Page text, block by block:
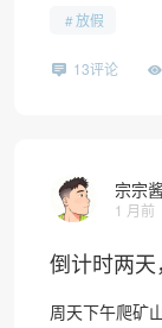
放假
13评论
宗宗
1 月前
倒计时两
周天下午爬矿